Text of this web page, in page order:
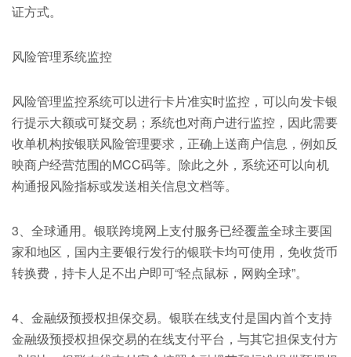
证方式。
风险管理系统监控
风险管理监控系统可以进行卡片准实时监控，可以向发卡银
行提示大额或可疑交易；系统也对商户进行监控，因此需要
收单机构按银联风险管理要求，正确上送商户信息，例如反
映商户经营范围的MCC码等。除此之外，系统还可以向机
构通报风险指标或发送相关信息文档等。
3、全球通用。银联跨境网上支付服务已经覆盖全球主要国
家和地区，国内主要银行发行的银联卡均可使用，免收货币
转换费，持卡人足不出户即可“轻点鼠标，网购全球”。
4、金融级预授权担保交易。银联在线支付是国内首个支持
金融级预授权担保交易的在线支付平台，与其它担保支付方